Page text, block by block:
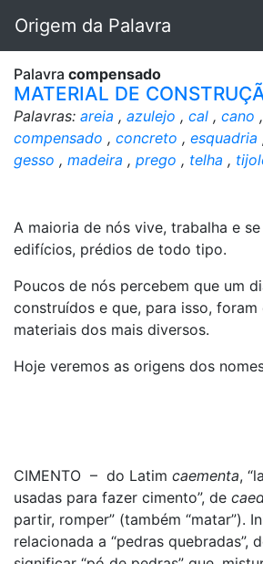
Origem da Palavra
Palavra compensado
MATERIAL DE
Palavras: areia , azulejo , cal , cano ,
compensado , concreto , esquadria
gesso , madeira , prego , telha ,
A maioria de nós vive, trabalha e
edifícios, prédios de todo tipo.
Poucos de nós percebem que um
construídos e que, para isso, foram
materiais dos mais diversos.
Hoje veremos as origens dos
CIMENTO – do Latim caementa,
usadas para fazer cimento”, de
partir, romper” (também “matar”).
relacionada a “pedras quebradas”,